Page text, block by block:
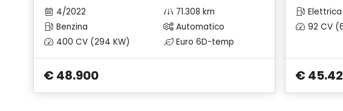
4/2022
71.308 km
Benzina
Automatico
400 CV (294 KW)
Euro 6D-temp
€ 48.900
Elettrica
92 CV
€